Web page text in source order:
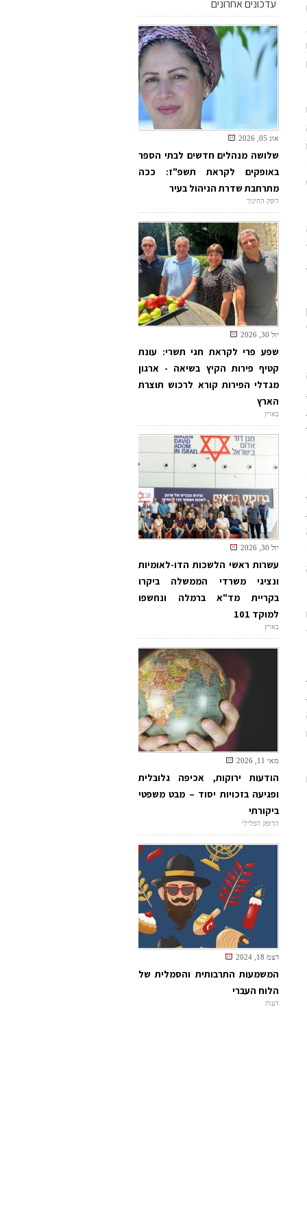
עדכונים אחרונים
אוג 05, 2026
שלושה מנהלים חדשים לבתי הספר
באופקים לקראת תשפ"ז: ככה
מתרחבת שדרת הניהול בעיר
דופק החינוך
יול 30, 2026
שפע פרי לקראת חגי תשרי: עונת
קטיף פירות הקיץ בשיאה - ארגון
מגדלי הפירות קורא לרכוש תוצרת
הארץ
בארץ
יול 30, 2026
עשרות ראשי הלשכות הדו-לאומיות
ונציגי משרדי הממשלה ביקרו
בקריית מד"א ברמלה ונחשפו
למוקד 101
בארץ
מאי 11, 2026
הודעות ירוקות, אכיפה גלובלית
ופגיעה בזכויות יסוד – מבט משפטי
ביקורתי
הדופק הפלילי
דצמ 18, 2024
המשמעות התרבותית והסמלית של
הלוח העברי
דעות